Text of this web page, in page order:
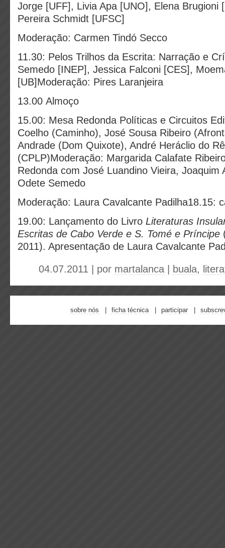
Jorge [UFF], Livia Apa [UNO], Elena Brugioni
Pereira Schmidt [UFSC]
Moderação: Carmen Tindó Secco
11.30: Pelos Trilhos da Escrita: Narração e
Semedo [INEP], Jessica Falconi [CES],
[UB]Moderação: Pires Laranjeira
13.00 Almoço
15.00: Mesa Redonda Políticas e Circuitos
Coelho (Caminho), José Sousa Ribeiro
Andrade (Dom Quixote), André Heráclio do
(CPLP)Moderação: Margarida Calafate
Redonda com José Luandino Vieira, Joaquim
Odete Semedo
Moderação: Laura Cavalcante Padilha18.15:
19.00: Lançamento do Livro Literaturas
Escritas de Cabo Verde e S. Tomé e Príncipe
2011). Apresentação de Laura Cavalcante
04.07.2011 | por martalanca buala,
sobre nós ficha técnica participar